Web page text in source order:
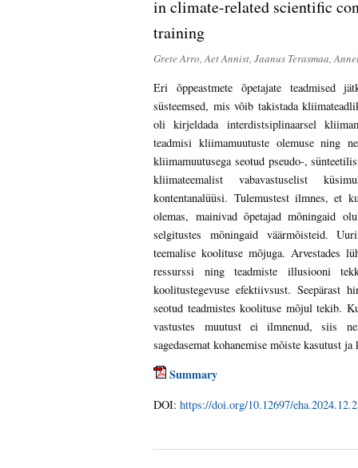
in climate-related scientific
training
Grete Arro, Aet Annist, Jaanus Terasmaa,
Eri õppeastmete õpetajate teadmised
süsteemsed, mis võib takistada
oli kirjeldada interdistsiplinaarsel
teadmisi kliimamuutuste olemuse ning
kliimamuutusega seotud pseudo-,
kliimateemalist vabavastuselist
kontentanalüüsi. Tulemustest ilmnes, et
olemas, mainivad õpetajad mõningaid
selgitustes mõningaid väärmõisteid.
teemalise koolituse mõjuga. Arvestades
ressurssi ning teadmiste illusiooni
koolitustegevuse efektiivsust. Seepärast
seotud teadmistes koolituse mõjul tekib.
vastustes muutust ei ilmnenud, siis
sagedasemat kohanemise mõiste kasutust
Summary
DOI:https://doi.org/10.12697/